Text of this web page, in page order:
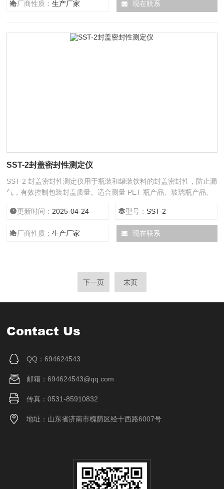
热封边封口强度、扎接强度等指标的量化测定。
厂商性质：生产厂家 现在联系
SST-2封盖密封性测定仪
SST-2 封盖密封性测定仪用于瓶装和罐装饮料的封盖密封性，防止漏
气，有效控制包装封盖质量。适合测量 PET 瓶产品、玻璃瓶产品、
更新时间： 2025-04-24 型号：SST-2
厂商性质：生产厂家 现在联系
下一页 末页
Contact Us
QQ：694624543
邮箱：694624543@qq.com
传真：0531-85910832
地址：山东省济南市槐荫区经十西路6007号